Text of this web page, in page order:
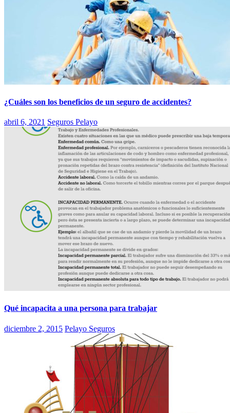
¿Cuáles son los beneficios de un seguro de accidentes?
abril 6, 2021 Seguros Pelayo
Qué incapacita a una persona para trabajar
diciembre 2, 2015 Pelayo Seguros